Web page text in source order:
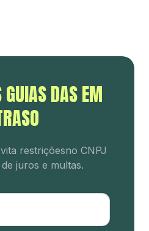
GUIAS DAS EM
restriçõesno CNPJ
juros e multas.